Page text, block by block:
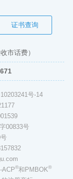
证书查询
收市话费）
号-14
00833号
ACP®和PMBOK®